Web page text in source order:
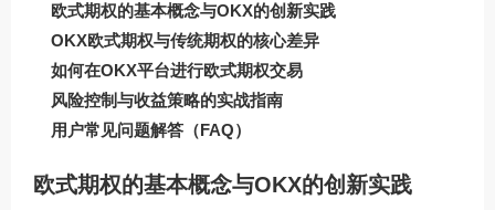
欧式期权的基本概念与OKX的创新实践
OKX欧式期权与传统期权的核心差异
如何在OKX平台进行欧式期权交易
风险控制与收益策略的实战指南
用户常见问题解答（FAQ）
欧式期权的基本概念与OKX的创新实践